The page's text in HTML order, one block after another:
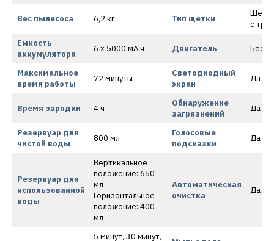
Вес пылесоса 6,2 кг Тип щетки
с
Емкость
аккумулятора
6 x 5000 мА·ч Двигатель
Максимальное
время работы
72 минуты
Светодиодный
экран
Да
Время зарядки 4 ч
Обнаружение
загрязнений
Да
Резервуар для
чистой воды
800 мл
Голосовые
подсказки
Да
Резервуар для
использованной
воды
Вертикальное
положение: 650
мл
Горизонтальное
положение: 400
мл
Автоматическая
очистка
Да
5 минут, 30 минут,